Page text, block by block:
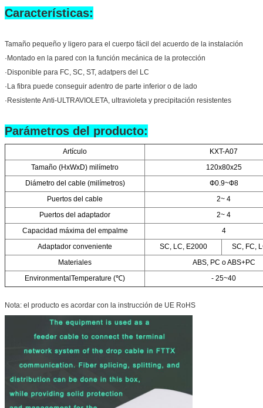
Características:
Tamaño pequeño y ligero para el cuerpo fácil del acuerdo de la instalación
·Montado en la pared con la función mecánica de la protección
·Disponible para FC, SC, ST, adatpers del LC
·La fibra puede conseguir adentro de parte inferior o de lado
·Resistente Anti-ULTRAVIOLETA, ultravioleta y precipitación resistentes
Parámetros del producto:
Artículo
KXT-A07
Tamaño (HxWxD) milímetro
120x80x25
Diámetro del cable (milímetros)
Ф0.9~Ф8
Puertos del cable
2~ 4
Puertos del adaptador
2~ 4
Capacidad máxima del empalme
4
Adaptador conveniente
SC, LC, E2000
SC, FC,
Materiales
ABS, PC o ABS+PC
EnvironmentalTemperature (℃)
- 25~40
Nota: el producto es acordar con la instrucción de UE RoHS